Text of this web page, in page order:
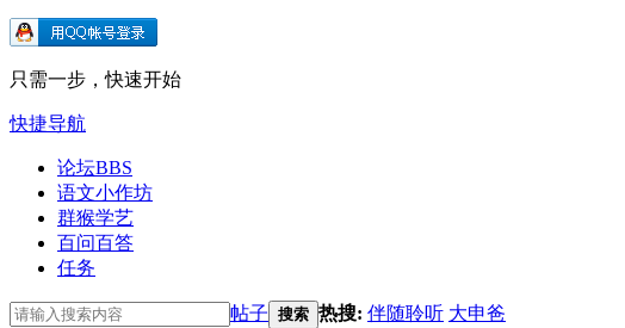
只需一步，快速开始
快捷导航
论坛BBS
语文小作坊
群猴学艺
百问百答
任务
帖子 搜索 热搜: 伴随聆听 大申爸